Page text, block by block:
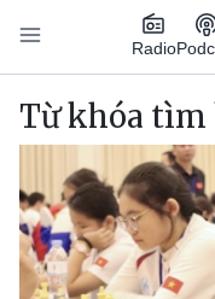
Nhảy đến nội dung
Radio
Main
Từ khóa tìm